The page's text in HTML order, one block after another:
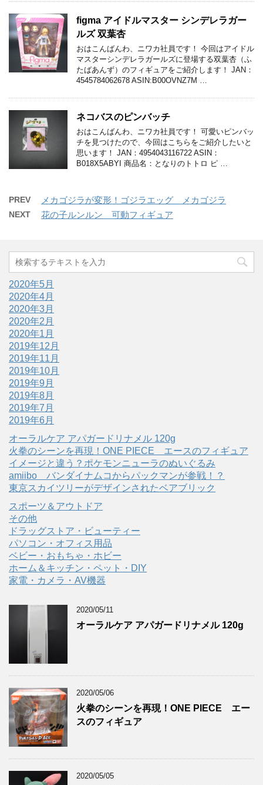
figma アイドルマスター シンデレラガー
ルズ 双葉杏
おはこんばんわ、ニワカ社員です！ 今回はアイドル
マスターシンデレラガールズに登場する双葉杏（ふ
たばあんず）のフィギュアをご紹介します！ JAN：
4545784062678 ASIN:B00OVNZ7M …
ネコバスのピンバッチ
おはこんばんわ、ニワカ社員です！ 可愛いピンバッ
チを見つけたので、今回はこちらをご紹介したいと
思います！ JAN：4954043116722 ASIN：
B018X5ABYI 商品名：となりのトトロ ピ …
PREV メカゴジラが変形！ゴジラエッグ メカゴジラ
NEXT 花の子ルンルン 可動フィギュア
2020年5月
2020年4月
2020年3月
2020年2月
2020年1月
2019年12月
2019年11月
2019年10月
2019年9月
2019年8月
2019年7月
2019年6月
オーラルケア アパガードリナメル 120g
火拳のシーンを再現！ONE PIECE エースのフィギュア
イメージと違う？ポケモンニューラのぬいぐるみ
amiibo バンダイナムコからパックマンが参戦！？
東京スカイツリーがデザインされたベアブリック
スポーツ＆アウトドア
その他
ドラッグストア・ビューティー
パソコン・オフィス用品
ベビー・おもちゃ・ホビー
ホーム＆キッチン・ペット・DIY
家電・カメラ・AV機器
2020/05/11
オーラルケア アパガードリナメル 120g
2020/05/06
火拳のシーンを再現！ONE PIECE エー
スのフィギュア
2020/05/05